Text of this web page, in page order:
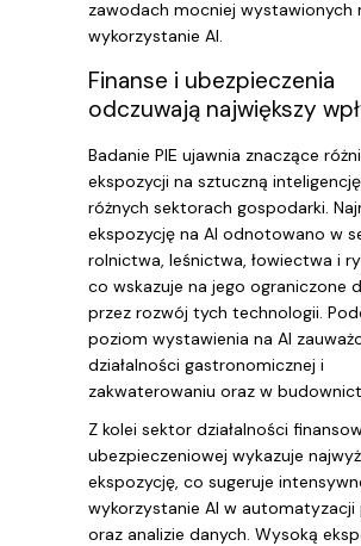
zawodach mocniej wystawionych
wykorzystanie AI.
Finanse i ubezpieczenia
odczuwają największy
Badanie PIE ujawnia znaczące
ekspozycji na sztuczną
różnych sektorach gospodarki.
ekspozycję na AI odnotowano w
rolnictwa, leśnictwa, łowiectwa i
co wskazuje na jego ograniczone
przez rozwój tych technologii.
poziom wystawienia na AI
działalności gastronomicznej i
zakwaterowaniu oraz w
Z kolei sektor działalności
ubezpieczeniowej wykazuje
ekspozycję, co sugeruje
wykorzystanie AI w
oraz analizie danych. Wysoką